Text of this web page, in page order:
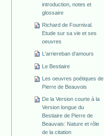
introduction, notes et
glossaire
Richard de Fournival.
Etude sur sa vie et ses
oeuvres
L'arriereban d'amours
Le Bestiaire
Les oeuvres poétiques de
Pierre de Beauvois
De la Version courte à la
Version longue du
Bestiaire de Pierre de
Beauvais: Nature et rôle
de la citation